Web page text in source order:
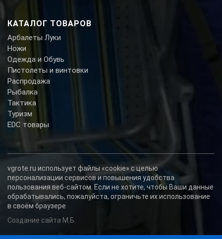
КАТАЛОГ ТОВАРОВ
Арбалеты Луки
Ножи
Одежда и Обувь
Пистолеты и винтовки
Распродажа
Рыбалка
Тактика
Туризм
EDC товары
vgrote.ru использует файлы «cookie» с целью
персонализации сервисов и повышения удобства
пользования веб-сайтом. Если не хотите, чтобы Ваши данные
обрабатывались, пожалуйста, ограничьте их использование
в своём браузере
Создание сайта М.Б.